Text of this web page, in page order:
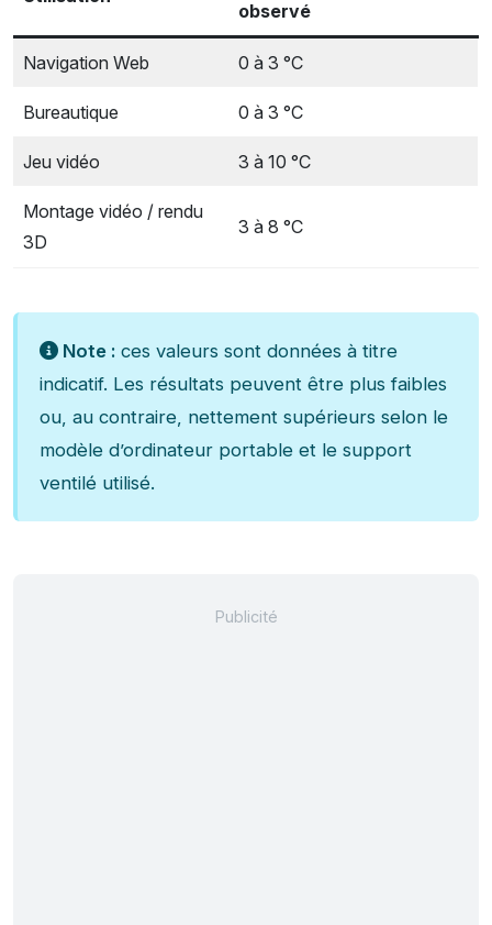
observé
Navigation Web 0 à 3 °C
Bureautique 0 à 3 °C
Jeu vidéo 3 à 10 °C
Montage vidéo / rendu
3D
3 à 8 °C
Note : ces valeurs sont données à titre
indicatif. Les résultats peuvent être plus faibles
ou, au contraire, nettement supérieurs selon le
modèle d’ordinateur portable et le support
ventilé utilisé.